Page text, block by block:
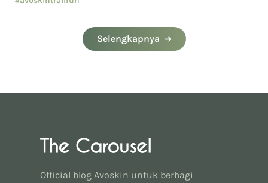
Selengkapnya
Official blog Avoskin untuk berbagi